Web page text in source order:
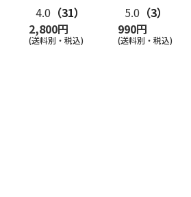
4.0 （31）
2,800円
(送料別・税込)
5.0 （3）
990円
(送料別・税込)